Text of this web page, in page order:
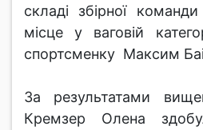
складі збірної
місце у ваговій
спортсменку Максим
За результатами
Кремзер Олена